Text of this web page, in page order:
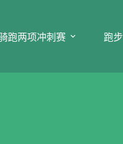
跑两项冲刺赛 跑步